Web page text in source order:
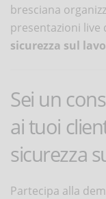
bresciana
presentazioni live
sicurezza sul
Sei un
ai tuoi
sicurezza
Partecipa alla